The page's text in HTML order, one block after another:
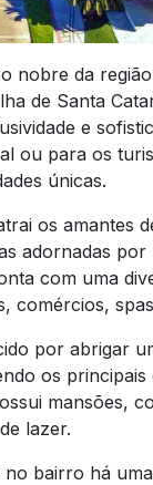
nobre da
de Santa
e
ou para os
únicas.
os amantes
adornadas por
com uma
comércios,
por abrigar
os principais
mansões,
lazer.
bairro há